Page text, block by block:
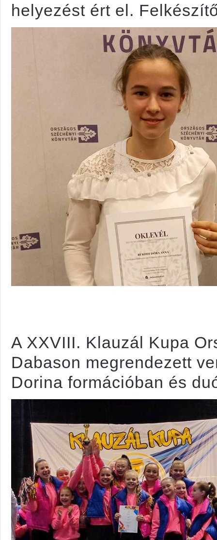
helyezést ért el.
A XXVIII. Klauzál Kupa
Dabason megrendezett
Dorina formációban és